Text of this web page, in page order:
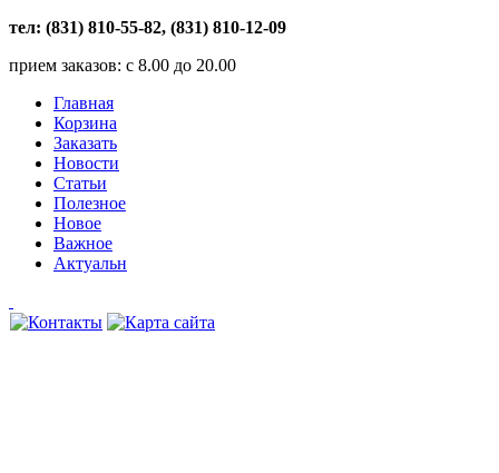
тел: (831) 810-55-82, (831) 810-12-09
прием заказов: с 8.00 до 20.00
Главная
Корзина
Заказать
Новости
Статьи
Полезное
Новое
Важное
Актуальн